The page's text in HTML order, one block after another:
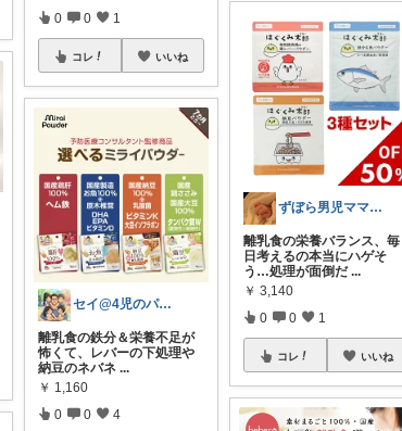
0 0 1
コレ いいね
セイ@4児のパパ｜育児助ける神アイテ厶
​離乳食の鉄分＆栄養不足が
怖くて、レバーの下処理や
納豆のネバネ ...
￥ 1,160
0 0 4
ずぼら男児ママの時短便利グッズROOM
離乳食の栄養バランス、毎
日考えるの本当にハゲそ
う…処理が面倒だ ...
￥ 3,140
0 0 1
コレ いいね